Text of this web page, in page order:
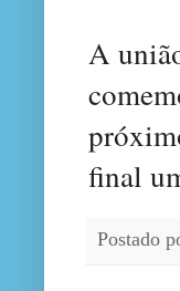
A
final
Postado